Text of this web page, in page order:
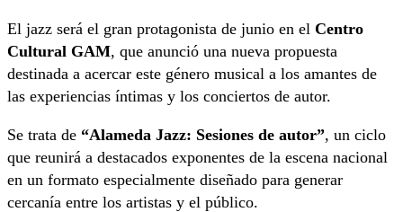
El jazz será el gran protagonista de junio en el Centro
Cultural GAM, que anunció una nueva propuesta
destinada a acercar este género musical a los amantes de
las experiencias íntimas y los conciertos de autor.
Se trata de “Alameda Jazz: Sesiones de autor”, un ciclo
que reunirá a destacados exponentes de la escena nacional
en un formato especialmente diseñado para generar
cercanía entre los artistas y el público.